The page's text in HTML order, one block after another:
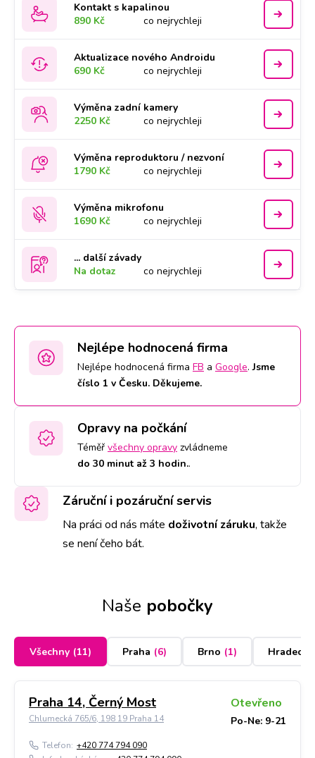
Kontakt s kapalinou
890 Kč
co nejrychleji
Aktualizace nového Androidu
690 Kč
co nejrychleji
Výměna zadní kamery
2250 Kč
co nejrychleji
Výměna reproduktoru / nezvoní
1790 Kč
co nejrychleji
Výměna mikrofonu
1690 Kč
co nejrychleji
... další závady
Na dotaz
co nejrychleji
Nejlépe hodnocená firma
Nejlépe hodnocená firma FB a Google.Jsme
číslo 1 v Česku. Děkujeme.
Opravy na počkání
Téměř všechny opravy zvládneme
do 30 minut až 3 hodin..
Záruční i pozáruční servis
Na práci od nás máte doživotní záruku, takže
se není čeho bát.
Naše pobočky
Všechny (11) Praha (6) Brno (1) Hradec
Praha 14, Černý Most
Chlumecká 765/6, 198 19 Praha 14
Otevřeno
Po-Ne: 9-21
Telefon: +420 774 794 090